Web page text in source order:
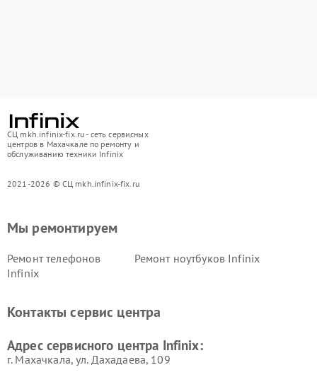
СЦ mkh.infinix-fix.ru - сеть сервисных
центров в Махачкале по ремонту и
обслуживанию техники Infinix
2021-2026 © СЦ mkh.infinix-fix.ru
Мы ремонтируем
Ремонт телефонов
Infinix
Ремонт ноутбуков Infinix
Контакты сервис центра
Адрес сервисного центра Infinix:
г. Махачкала, ул. Дахадаева, 109